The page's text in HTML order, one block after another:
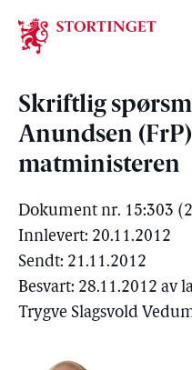
Stortinget.no
Skriftlig
Anundsen
matministeren
Dokument nr. 15:303
Innlevert: 20.11.2012
Sendt: 21.11.2012
Besvart: 28.11.2012 av
Trygve Slagsvold